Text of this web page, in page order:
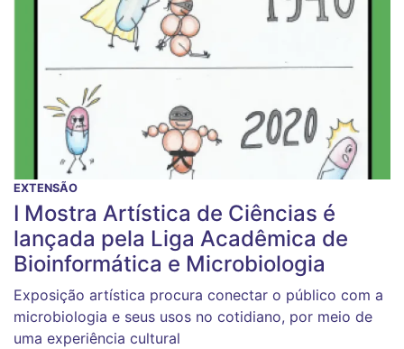
EXTENSÃO
I Mostra Artística de Ciências é
lançada pela Liga Acadêmica de
Bioinformática e Microbiologia
Exposição artística procura conectar o público com a
microbiologia e seus usos no cotidiano, por meio de
uma experiência cultural